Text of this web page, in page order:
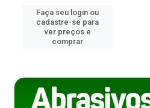
Faça seu login ou
cadastre-se para
ver preços e
comprar